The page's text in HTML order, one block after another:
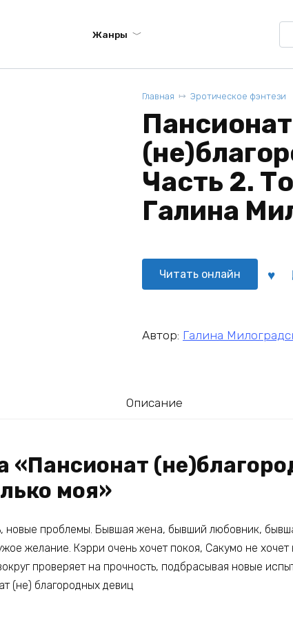
Жанры
Главная Эротическое фэнтези
Пансионат
Часть 2.
Галина
Читать онлайн
Автор: Галина
Описание
«Пансионат
моя»
новые проблемы. Бывшая жена, бывший любовник,
желание. Кэрри очень хочет покоя, Сакумо не
проверяет на прочность, подбрасывая новые
(не) благородных девиц